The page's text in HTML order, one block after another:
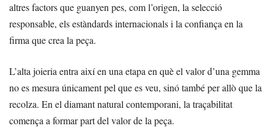
altres factors que guanyen pes, com l’origen, la selecció
responsable, els estàndards internacionals i la confiança en la
firma que crea la peça.
L’alta joieria entra així en una etapa en què el valor d’una gemma
no es mesura únicament pel que es veu, sinó també per allò que la
recolza. En el diamant natural contemporani, la traçabilitat
comença a formar part del valor de la peça.